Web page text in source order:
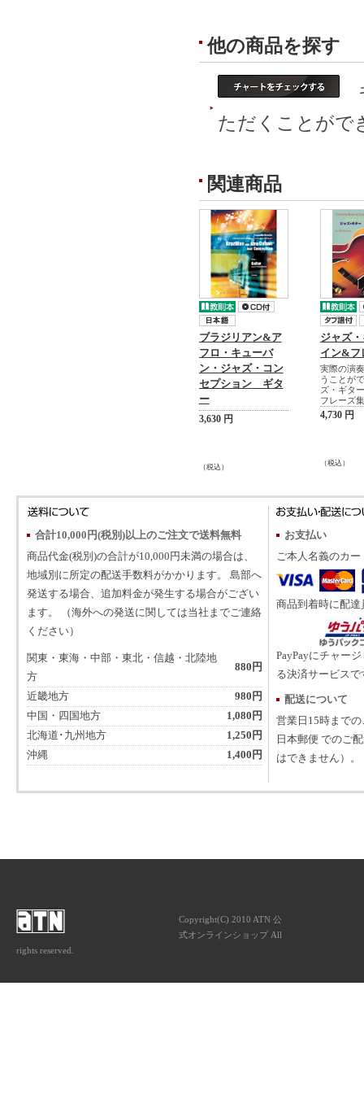
他の商品を探す
ただくことがで
関連商品
ブラジリアン&ア
フロ・キューバ
ン・ジャズ・コン
セプション ギタ
ー
3,630 円
（税込）
ジャズ
イン&フ
実際の演
うことが
ズ・ギタ
フレーズ集
4,730 円
（税込）
合計10,000円(税別)以上のご注文で送料無料
商品代金(税別)の合計が10,000円未満の場合は、
地域別に所定の配送手数料がかかります。 島部へ
発送する場合、追加料金が発生する場合がござい
ます。 （海外への発送に関しては当社までご連絡
ください）
関東・東海・中部・東北・信越・北陸地
方
880円
近畿地方
980円
中国・四国地方
1,080円
北海道･九州地方
1,250円
沖縄
1,400円
お支払い
ご本人名義のカ
商品到着時に配
PayPayにチャー
る決済サービスで
配送について
営業日15時まで
日本郵便 でのご
はできません）。
Copyright(C) 2010 ATN 公
式オンラインショップ All
rights reserved.